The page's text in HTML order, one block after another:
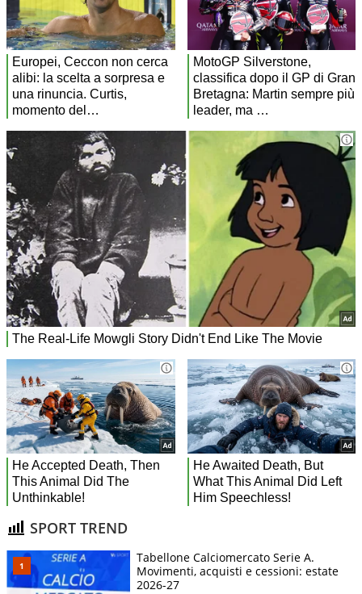
SPORT TREND
Tabellone Calciomercato Serie A.
Movimenti, acquisti e cessioni: estate
2026-27